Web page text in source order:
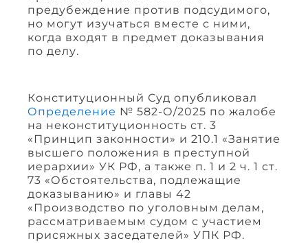
предубеждение против подсудимого,
но могут изучаться вместе с ними,
когда входят в предмет доказывания
по делу.
Конституционный Суд опубликовал
Определение № 582-О/2025 по жалобе
на неконституционность ст. 3
«Принцип законности» и 210.1 «Занятие
высшего положения в преступной
иерархии» УК РФ, а также п. 1 и 2 ч. 1 ст.
73 «Обстоятельства, подлежащие
доказыванию» и главы 42
«Производство по уголовным делам,
рассматриваемым судом с участием
присяжных заседателей» УПК РФ.